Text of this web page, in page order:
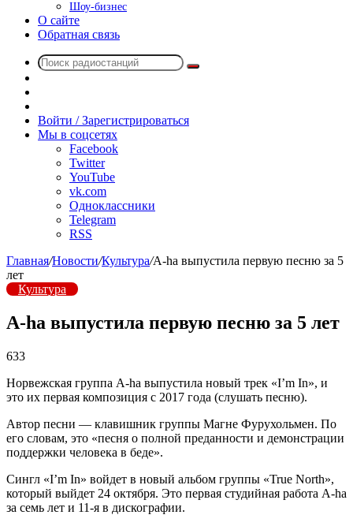
Шоу-бизнес
О сайте
Обратная связь
Поиск
радио
Войти / Зарегистрироваться
Мы в соцсетях
Facebook
Twitter
YouTube
vk.com
Одноклассники
Telegram
RSS
Главная/Новости/Культура/A-ha выпустила первую песню за 5
лет
Культура
A-ha выпустила первую песню за 5 лет
633
Норвежская группа A-ha выпустила новый трек «I’m In», и
это их первая композиция с 2017 года (слушать песню).
Автор песни — клавишник группы Магне Фурухольмен. По
его словам, это «песня о полной преданности и демонстрации
поддержки человека в беде».
Сингл «I’m In» войдет в новый альбом группы «True North»,
который выйдет 24 октября. Это первая студийная работа A-ha
за семь лет и 11-я в дискографии.